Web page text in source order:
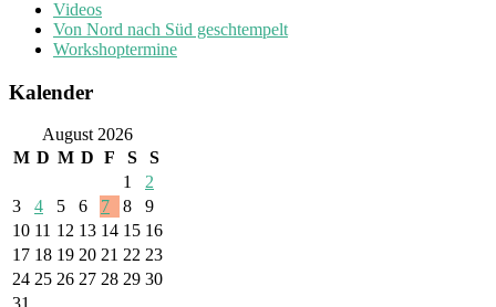
Videos
Von Nord nach Süd geschtempelt
Workshoptermine
Kalender
August 2026
M D M D F S
S
1
2
3
4 5 6 7 8
9
10 11 12 13 14 15 16
17 18 19 20 21 22 23
24 25 26 27 28 29 30